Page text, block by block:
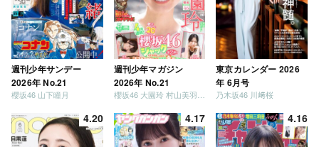
週刊少年サンデー
2026年 No.21
櫻坂46 山下瞳月
週刊少年マガジン
2026年 No.21
東京カレンダー 2026
年 6月号
乃木坂46 川﨑桜
4.20 4.17 4.16